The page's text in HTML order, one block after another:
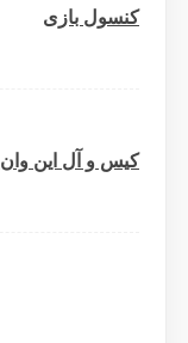
کنسول بازی
کیس و آل این وان AIO